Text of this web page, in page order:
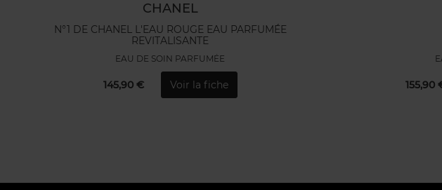
CHANEL
N°1 DE CHANEL L'EAU ROUGE EAU PARFUMÉE
REVITALISANTE
EAU DE SOIN PARFUMÉE
145,90 € Voir la fiche 155,90